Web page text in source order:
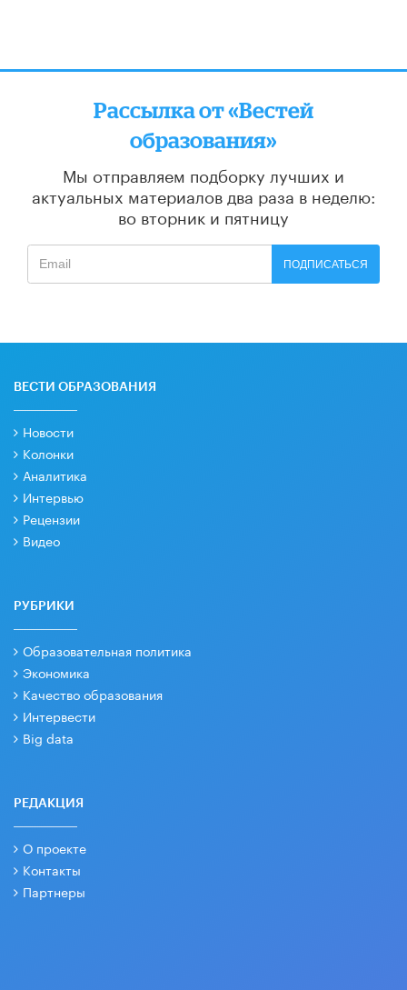
Рассылка от «Вестей
образования»
Мы отправляем подборку лучших и
актуальных материалов два раза в неделю:
во вторник и пятницу
ПОДПИСАТЬСЯ
ВЕСТИ ОБРАЗОВАНИЯ
Новости
Колонки
Аналитика
Интервью
Рецензии
Видео
РУБРИКИ
Образовательная политика
Экономика
Качество образования
Интервести
Big data
РЕДАКЦИЯ
О проекте
Контакты
Партнеры